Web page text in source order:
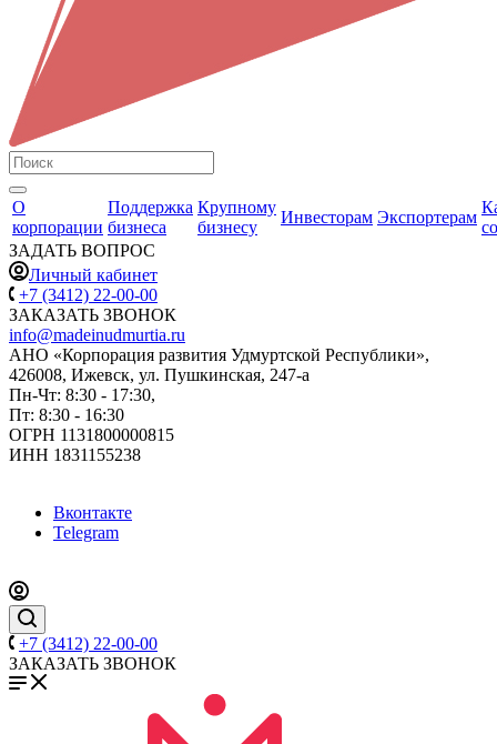
О
корпорации
Поддержка
бизнеса
Крупному
бизнесу
Инвесторам Экспортерам
ЗАДАТЬ ВОПРОС
Личный кабинет
+7 (3412) 22-00-00
ЗАКАЗАТЬ ЗВОНОК
info@madeinudmurtia.ru
АНО «Корпорация развития Удмуртской Республики»,
426008, Ижевск, ул. Пушкинская, 247-а
Пн-Чт: 8:30 - 17:30,
Пт: 8:30 - 16:30
ОГРН 1131800000815
ИНН 1831155238
Вконтакте
Telegram
+7 (3412) 22-00-00
ЗАКАЗАТЬ ЗВОНОК